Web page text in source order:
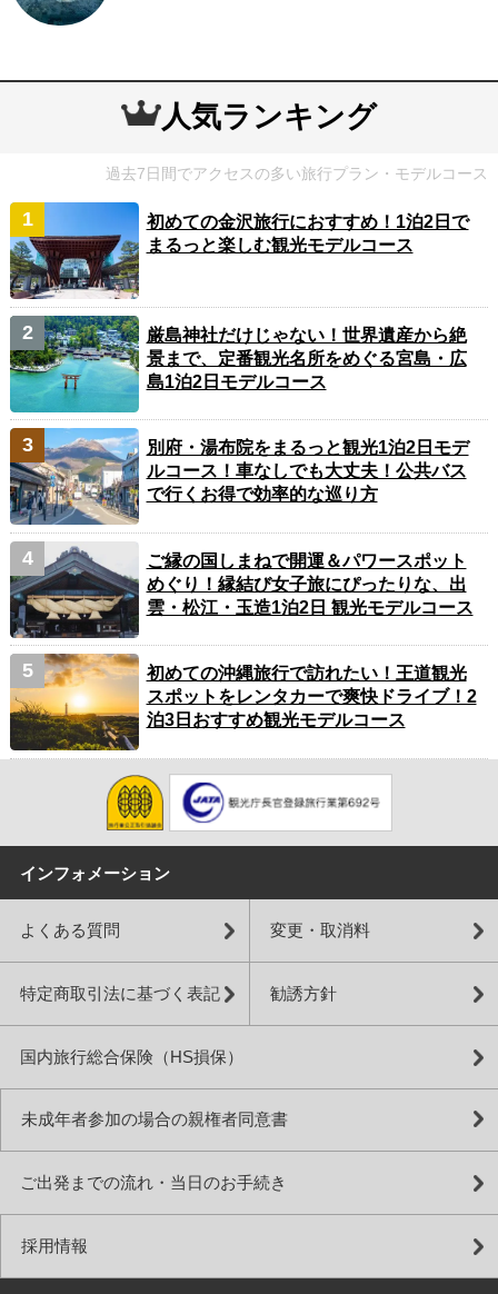
人気ランキング
過去7日間でアクセスの多い旅行プラン・モデルコース
初めての金沢旅行におすすめ！1泊2日で
まるっと楽しむ観光モデルコース
厳島神社だけじゃない！世界遺産から絶
景まで、定番観光名所をめぐる宮島・広
島1泊2日モデルコース
別府・湯布院をまるっと観光1泊2日モデ
ルコース！車なしでも大丈夫！公共バス
で行くお得で効率的な巡り方
ご縁の国しまねで開運＆パワースポット
めぐり！縁結び女子旅にぴったりな、出
雲・松江・玉造1泊2日 観光モデルコース
初めての沖縄旅行で訪れたい！王道観光
スポットをレンタカーで爽快ドライブ！2
泊3日おすすめ観光モデルコース
インフォメーション
よくある質問 変更・取消料
特定商取引法に基づく表記 勧誘方針
国内旅行総合保険（HS損保）
未成年者参加の場合の親権者同意書
ご出発までの流れ・当日のお手続き
採用情報